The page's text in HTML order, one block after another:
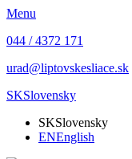
Menu
044 / 4372 171
urad@liptovskesliace.sk
SKSlovensky
SKSlovensky
ENEnglish